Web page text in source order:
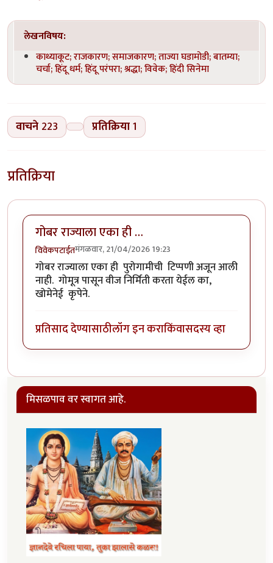
लेखनविषय:
काथ्याकूट; राजकारण; समाजकारण; ताज्या घडामोडी; बातम्या;
चर्चा; हिंदू धर्म; हिंदू परंपरा; श्रद्धा; विवेक; हिंदी सिनेमा
वाचने 223 प्रतिक्रिया1
प्रतिक्रिया
गोबर राज्याला एका ही …
विवेकपटाईतमंगळवार, 21/04/2026 19:23
गोबर राज्याला एका ही पुरोगामीची टिप्पणी अजून आली
नाही. गोमूत्र पासून वीज निर्मिती करता येईल का,
खोमेनेई कृपेने.
प्रतिसाद देण्यासाठीलॉग इन कराकिंवासदस्य व्हा
मिसळपाव वर स्वागत आहे.